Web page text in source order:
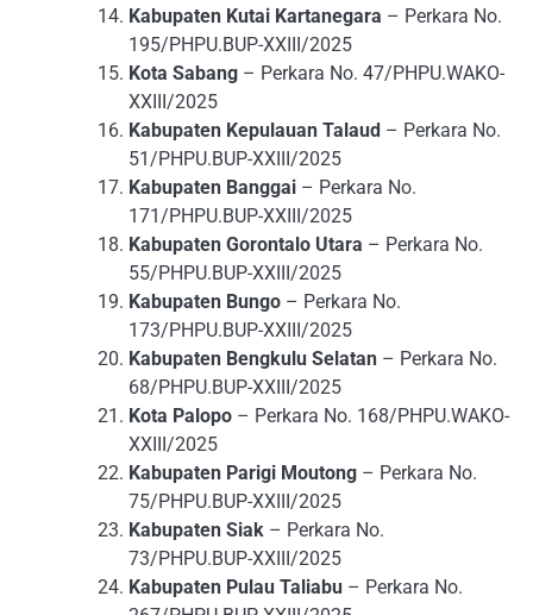
Kabupaten Kutai Kartanegara – Perkara No.
195/PHPU.BUP-XXIII/2025
Kota Sabang – Perkara No. 47/PHPU.WAKO-
XXIII/2025
Kabupaten Kepulauan Talaud – Perkara No.
51/PHPU.BUP-XXIII/2025
Kabupaten Banggai – Perkara No.
171/PHPU.BUP-XXIII/2025
Kabupaten Gorontalo Utara – Perkara No.
55/PHPU.BUP-XXIII/2025
Kabupaten Bungo – Perkara No.
173/PHPU.BUP-XXIII/2025
Kabupaten Bengkulu Selatan – Perkara No.
68/PHPU.BUP-XXIII/2025
Kota Palopo – Perkara No. 168/PHPU.WAKO-
XXIII/2025
Kabupaten Parigi Moutong – Perkara No.
75/PHPU.BUP-XXIII/2025
Kabupaten Siak – Perkara No.
73/PHPU.BUP-XXIII/2025
Kabupaten Pulau Taliabu – Perkara No.